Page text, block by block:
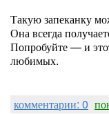
Такую запеканку
Она всегда
Попробуйте — и
любимых.
комментарии: 0